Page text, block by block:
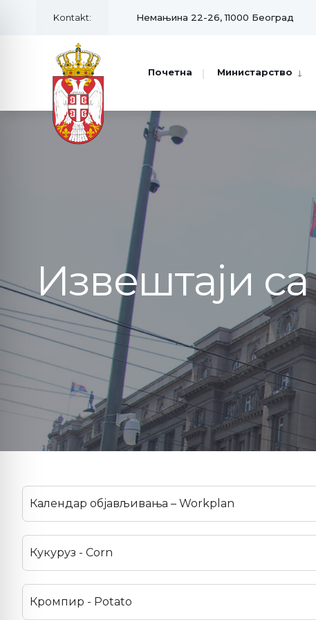
Kontakt: Немањина 22-26, 11000 Београд
Почетна Министарство
Извештаји
Календар објављивања – Workplan
Кукуруз - Corn
Кромпир - Potato